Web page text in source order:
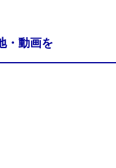
・動画を